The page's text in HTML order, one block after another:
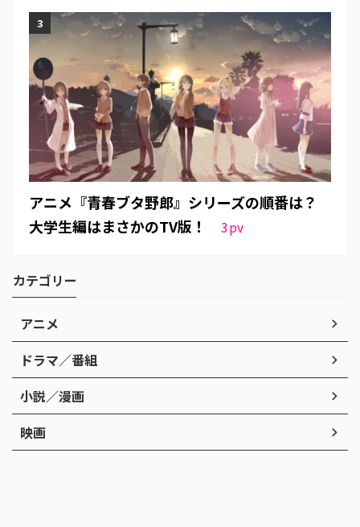
アニメ『青春ブタ野郎』シリーズの順番は？
大学生編はまさかのTV版！
3pv
カテゴリー
アニメ
ドラマ／番組
小説／漫画
映画